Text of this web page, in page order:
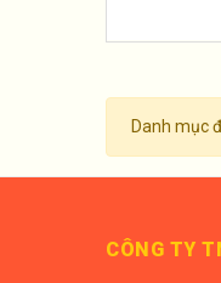
Danh mục
CÔNG TY